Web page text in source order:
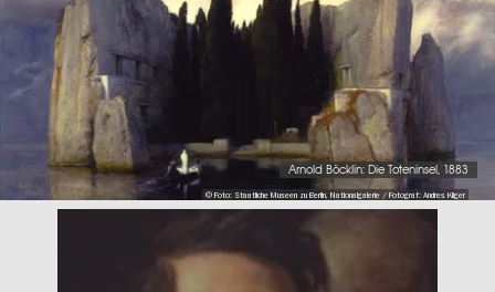
© Foto: Staatliche Museen zu Berlin, Nationalgalerie / Fotograf: Andres Kilger
Arnold Böcklin: Die Toteninsel, 1883